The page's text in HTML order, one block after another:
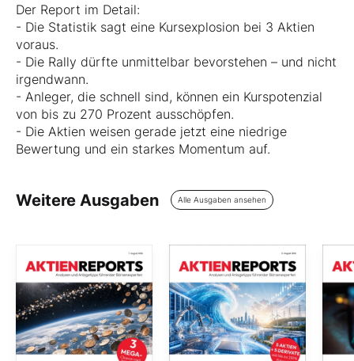
Der Report im Detail:
- Die Statistik sagt eine Kursexplosion bei 3 Aktien
voraus.
- Die Rally dürfte unmittelbar bevorstehen – und nicht
irgendwann.
- Anleger, die schnell sind, können ein Kurspotenzial
von bis zu 270 Prozent ausschöpfen.
- Die Aktien weisen gerade jetzt eine niedrige
Bewertung und ein starkes Momentum auf.
Weitere Ausgaben Alle Ausgaben ansehen